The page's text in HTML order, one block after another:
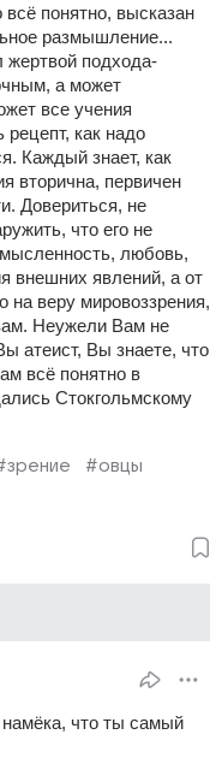
понятно, высказан
размышление...
жертвой подхода-
а может
все учения
как надо
Каждый знает, как
вторична, первичен
Довериться, не
что его не
любовь,
внешних явлений, а от
на веру мировоззрения,
Неужели Вам не
атеист, Вы знаете, что
всё понятно в
Стокгольмскому
#овцы
что ты самый